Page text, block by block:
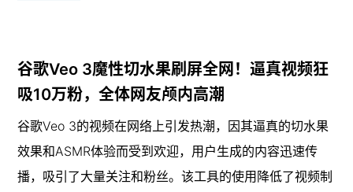
谷歌Veo 3魔性切水果刷屏全网！逼真视频狂
吸10万粉，全体网友颅内高潮
谷歌Veo 3的视频在网络上引发热潮，因其逼真的切水果
效果和ASMR体验而受到欢迎，用户生成的内容迅速传
播，吸引了大量关注和粉丝。该工具的使用降低了视频制